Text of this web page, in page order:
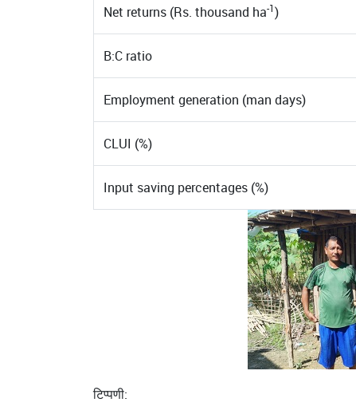
Net returns (Rs. thousand ha-1)
B:C ratio
Employment generation (man days)
CLUI (%)
Input saving percentages (%)
टिप्पणी: